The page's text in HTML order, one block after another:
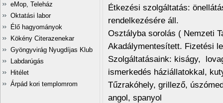
eMop, Teleház
Oktatási labor
Élő hagyományok
Kökény Citerazenekar
Gyöngyvirág Nyugdíjas Klub
Labdarúgás
Hitélet
Árpád kori templomrom
Étkezési szolgáltatás:
rendelkezésére áll.
Osztályba sorolás ( Nemzeti
Akadálymentesített. Fizetési
Szolgáltatásaink: kiságy,
ismerkedés háziállatokkal,
Tűzrakóhely, grillező,
angol, spanyol